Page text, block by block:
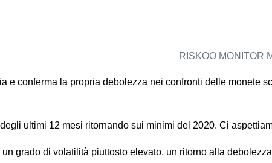
RISKOO MONITOR
e conferma la propria debolezza nei confronti delle monete
ultimi 12 mesi ritornando sui minimi del 2020. Ci
un grado di volatilità piuttosto elevato, un ritorno alla